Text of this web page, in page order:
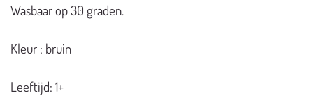
Wasbaar op 30 graden.
Kleur : bruin
Leeftijd: 1+